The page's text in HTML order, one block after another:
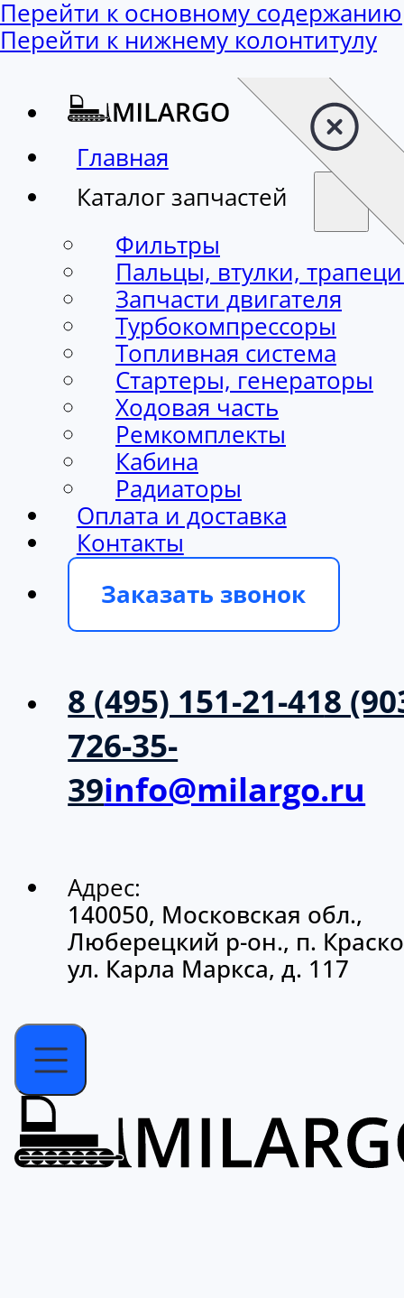
Перейти к основному содержанию
Перейти к нижнему колонтитулу
Главная
Каталог запчастей
Фильтры
Пальцы, втулки,
Запчасти двигателя
Турбокомпрессоры
Топливная система
Стартеры, генераторы
Ходовая часть
Ремкомплекты
Кабина
Радиаторы
Оплата и доставка
Контакты
Заказать звонок
8 (495) 151-21-418
726-35-
39info@milargo.ru
Адрес:
140050, Московская обл.,
Люберецкий р-он., п.
ул. Карла Маркса, д. 117